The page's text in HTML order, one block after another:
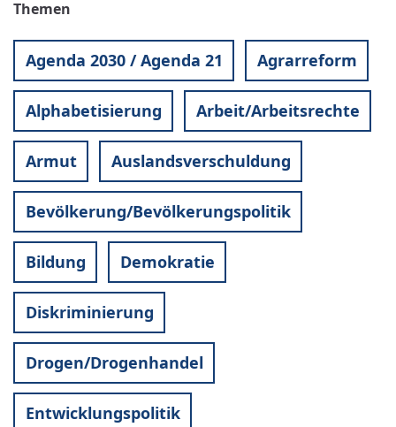
Themen
Agenda 2030 / Agenda 21 Agrarreform
Alphabetisierung Arbeit/Arbeitsrechte
Armut Auslandsverschuldung
Bevölkerung/Bevölkerungspolitik
Bildung Demokratie
Diskriminierung
Drogen/Drogenhandel
Entwicklungspolitik